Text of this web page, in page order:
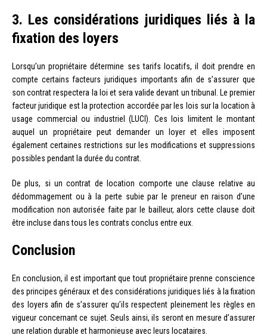
3. Les considérations juridiques liés à la
fixation des loyers
Lorsqu’un propriétaire détermine ses tarifs locatifs, il doit prendre en
compte certains facteurs juridiques importants afin de s’assurer que
son contrat respectera la loi et sera valide devant un tribunal. Le premier
facteur juridique est la protection accordée par les lois sur la location à
usage commercial ou industriel (LUCI). Ces lois limitent le montant
auquel un propriétaire peut demander un loyer et elles imposent
également certaines restrictions sur les modifications et suppressions
possibles pendant la durée du contrat.
De plus, si un contrat de location comporte une clause relative au
dédommagement ou à la perte subie par le preneur en raison d’une
modification non autorisée faite par le bailleur, alors cette clause doit
être incluse dans tous les contrats conclus entre eux.
Conclusion
En conclusion, il est important que tout propriétaire prenne conscience
des principes généraux et des considérations juridiques liés à la fixation
des loyers afin de s’assurer qu’ils respectent pleinement les règles en
vigueur concernant ce sujet. Seuls ainsi, ils seront en mesure d’assurer
une relation durable et harmonieuse avec leurs locataires.